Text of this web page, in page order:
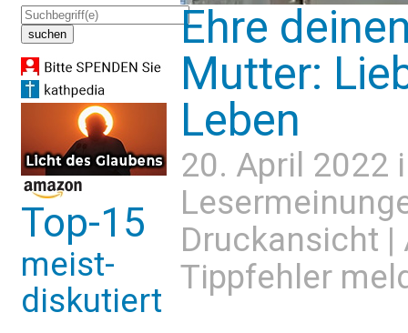
Top-15
meist-
diskutiert
Ehre
Mutter:
Leben
20. April 2022
Druckansicht |
Tippfehler